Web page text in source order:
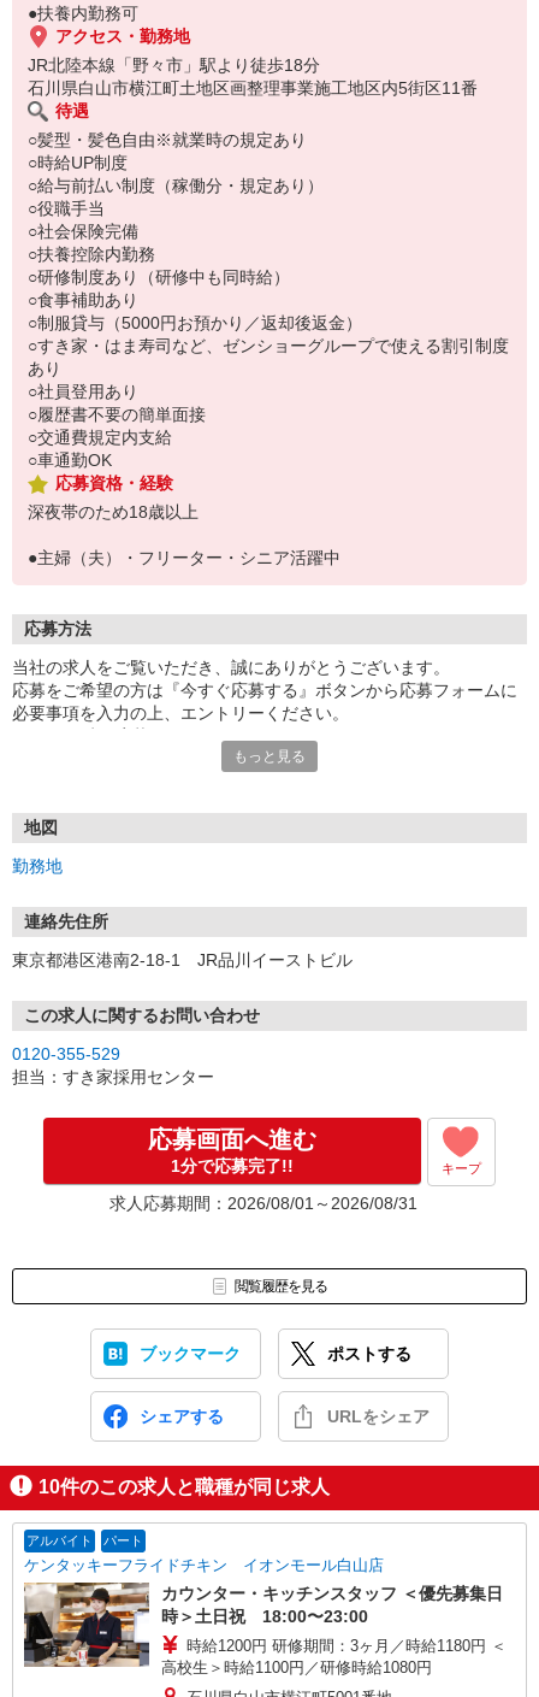
マニュアルも用意していますので飲食店が初めての方でも大丈夫！
もちろん先輩クルーがしっかり教えてくれるので安心してくださ
い。
●扶養内勤務可
アクセス・勤務地
JR北陸本線「野々市」駅より徒歩18分
石川県白山市横江町土地区画整理事業施工地区内5街区11番
待遇
○髪型・髪色自由※就業時の規定あり
○時給UP制度
○給与前払い制度（稼働分・規定あり）
○役職手当
○社会保険完備
○扶養控除内勤務
○研修制度あり（研修中も同時給）
○食事補助あり
○制服貸与（5000円お預かり／返却後返金）
○すき家・はま寿司など、ゼンショーグループで使える割引制度
あり
○社員登用あり
○履歴書不要の簡単面接
○交通費規定内支給
○車通勤OK
応募資格・経験
深夜帯のため18歳以上
●主婦（夫）・フリーター・シニア活躍中
応募方法
当社の求人をご覧いただき、誠にありがとうございます。
応募をご希望の方は『今すぐ応募する』ボタンから応募フォームに
必要事項を入力の上、エントリーください。
号」など
もっと見る
地図
勤務地
連絡先住所
東京都港区港南2-18-1 JR品川イーストビル
この求人に関するお問い合わせ
0120-355-529
担当：すき家採用センター
応募画面へ進む
1分で応募完了!! キープ
求人応募期間：2026/08/01～2026/08/31
閲覧履歴を見る
ブックマーク ポストする
シェアする URLをシェア
10件のこの求人と職種が同じ求人
アルバイト パート
ケンタッキーフライドチキン イオンモール白山店
カウンター・キッチンスタッフ ＜優先募集日
時＞土日祝 18:00〜23:00
時給1200円 研修期間：3ヶ月／時給1180円 ＜
高校生＞時給1100円／研修時給1080円